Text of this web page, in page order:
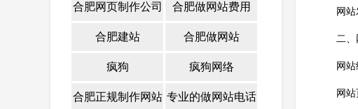
合肥网页制作公司 合肥做网站费用
合肥建站 合肥做网站
疯狗 疯狗网络
合肥正规制作网站 专业的做网站电话
网
二、
网
网